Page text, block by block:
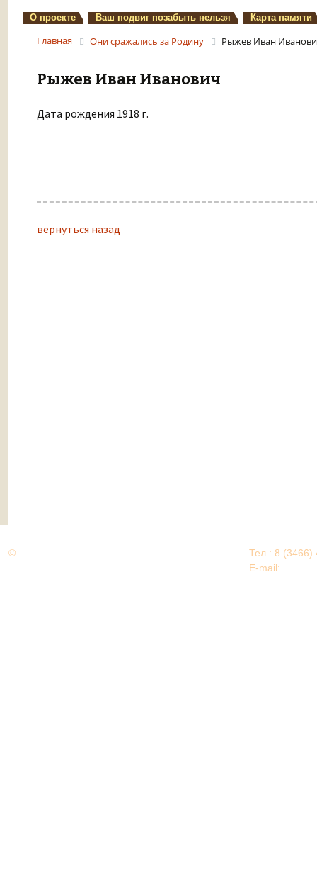
О проекте Ваш подвиг позабыть нельзя Карта памяти
Главная Они сражались за Родину Рыжев Иван
Рыжев Иван Иванович
Дата рождения 1918 г.
вернуться назад
©
Тел.: 8 (3466)
E-mail: